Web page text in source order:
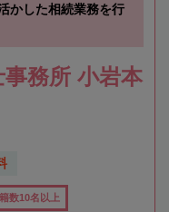
かした相続業務を行
務所 小岩本
数10名以上